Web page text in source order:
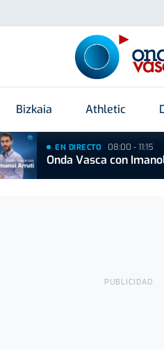
Bizkaia Athletic
EN DIRECTO 08:00 - 11:15
Onda Vasca con